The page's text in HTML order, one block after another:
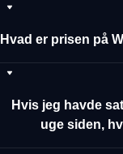
Hvad er prisen på
Hvis jeg havde
uge siden,